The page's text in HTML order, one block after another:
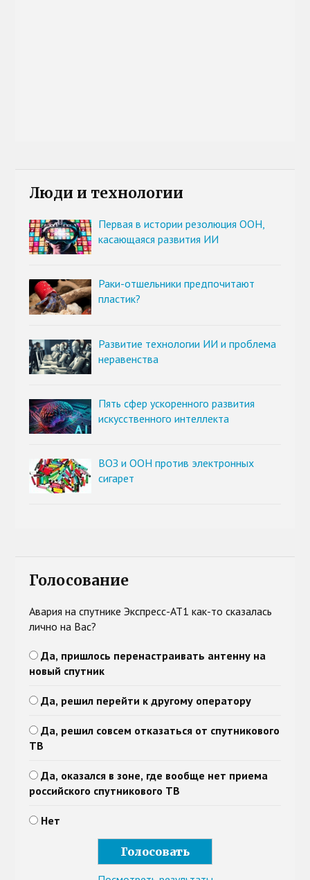
Люди и технологии
Первая в истории резолюция ООН,
касающаяся развития ИИ
Раки-отшельники предпочитают
пластик?
Развитие технологии ИИ и проблема
неравенства
Пять сфер ускоренного развития
искусственного интеллекта
ВОЗ и ООН против электронных
сигарет
Голосование
Авария на спутнике Экспресс-АТ1 как-то сказалась
лично на Вас?
Да, пришлось перенастраивать антенну на
новый спутник
Да, решил перейти к другому оператору
Да, решил совсем отказаться от спутникового
ТВ
Да, оказался в зоне, где вообще нет приема
российского спутникового ТВ
Нет